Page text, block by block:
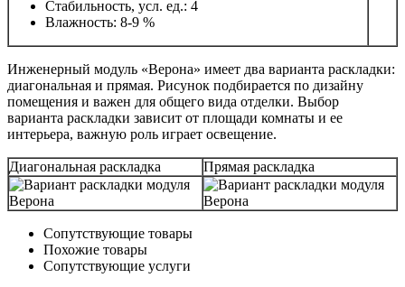
Стабильность, усл. ед.: 4
Влажность: 8-9 %
Инженерный модуль «Верона» имеет два варианта раскладки:
диагональная и прямая. Рисунок подбирается по дизайну
помещения и важен для общего вида отделки. Выбор
варианта раскладки зависит от площади комнаты и ее
интерьера, важную роль играет освещение.
Диагональная раскладка Прямая раскладка
Сопутствующие товары
Похожие товары
Сопутствующие услуги